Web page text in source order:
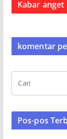
Kabar anget
komentar
Pos-pos